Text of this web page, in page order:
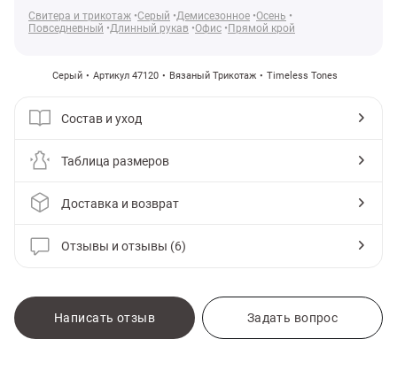
Свитера и трикотаж Серый Демисезонное Осень
Повседневный Длинный рукав Офис Прямой крой
Серый Артикул 47120 Вязаный Трикотаж Timeless Tones
Состав и уход
Таблица размеров
Доставка и возврат
Отзывы и отзывы (6)
Написать отзыв Задать вопрос